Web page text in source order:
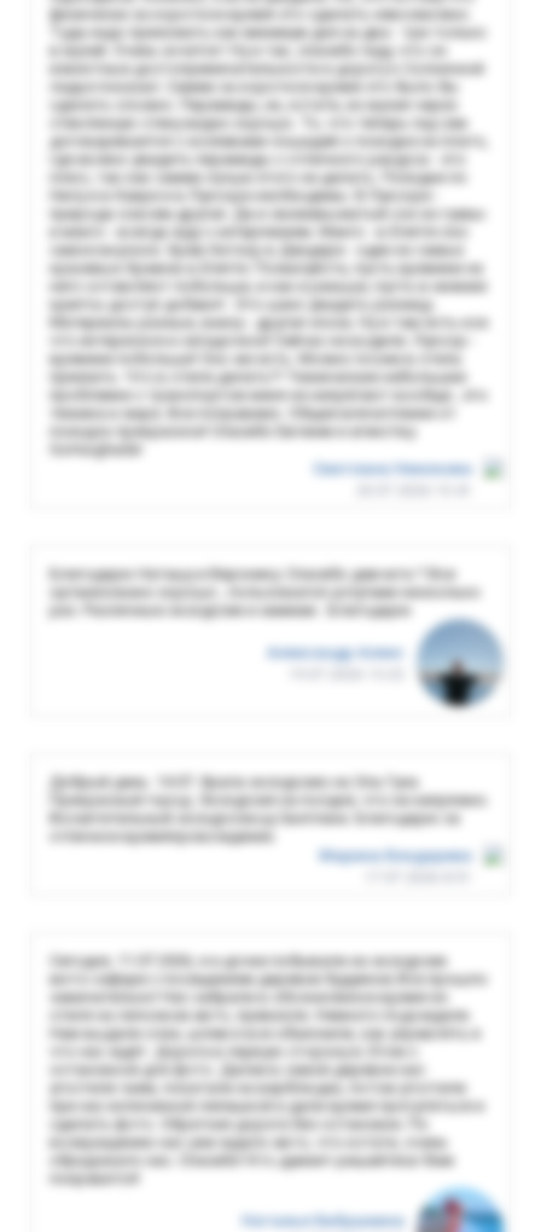
Светлана Никонова
физически за короткое время это сделать невозможно.
Туда надо приезжать как минимум дня на два - три только
в музей. Очень хочется ! Ну и так, спасибо гиду, что он
известные достопримечательности и дорогу к Солнечной
ладье показал. Самим за короткое время это было бы
сделать сложно. Пирамиды, их, кстати, из музея через
стеклянную стену видно хорошо. То, что теперь гид сам
договаривается с хозяевами лошадей о поездке на плато,
где можно увидеть пирамиды с отличного ракурса - это
плюс, так как самим лучше этого не делать. Поездки по
Нилу и в Каире и в Луксоре необходимы. В Луксоре -
природа совсем другая. Да и свежевыжатый сок из гуавы
и манго - всегда жду с нетерпением. Манго - в Египте оно
самое вкусное. Храм Хатхор в Дендере - один из самых
красивых Храмов в Египте. Пожалуйста, пусть времени на
него оставляют побольше, и как и раньше, пусть в нижние
крипты доступ добавят. Это шанс увидеть разницу .
Материалы разные, внизу - другая эпоха. Ну и там есть кое
что интересное и загадочное! Сейчас не водили. Луксор -
времени побольше! Оно же есть. Можно позже в отель
приехать. Что в отеле делать?! Технические небольшие
проблемки с транспортом меня не напрягают вообще...это
техника и жара. Все поправимо. Общее впечатление от
поездок прекрасное! Спасибо Евгении и агенству
Александр Алекс
Благодарю Наташу и Веронику. Спасибо девчата ? Все
организовано хорошо , пользовался услугами несколько
раз. Различные экскурсии и хаммам . Благодарю
Марина Бондарева
Добрый день. 14.07. брала экскурсию на Эль Гуна.
Прекрасный город. Экскурсия на полдня, что не напряжно.
Восхитительный экскурсовод Светлана. Благодарю за
отличное времяпровождение.
Наталья Бабушкина
Сегодня, 11.07.2026, я и дочки побывали на экскурсии
мото-сафари с посещением деревни будуинов Все прошло
замечательно! Нас забрали в обозначенное время из
отеля на легковом авто, привезли. Немного подождали.
Нам выдали очки, шлем и все объяснили, как управлять и
что нас ждёт. Дорога в первую сторону в 25 км с
остановкой для фото. Далее в самой деревне нас
угостили чаем, покатали на верблюдах, потом угостили
при нас испеченной лепешкой и дали время прогуляться и
сделать фото. Обратная дорога без остановки. По
возвращению нас уже ждало авто, что кстати, очень
обрадовало нас. Спасибо! Кто думает-решайтесь! Вам